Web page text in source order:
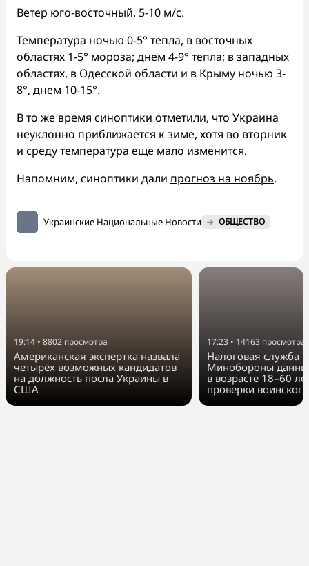
Ветер юго-восточный, 5-10 м/с.
Температура ночью 0-5° тепла, в восточных
областях 1-5° мороза; днем 4-9° тепла; в западных
областях, в Одесской области и в Крыму ночью 3-
8°, днем 10-15°.
В то же время синоптики отметили, что Украина
неуклонно приближается к зиме, хотя во вторник
и среду температура еще мало изменится.
Напомним, синоптики дали прогноз на ноябрь.
Украинские Национальные Новости ОБЩЕСТВО
19:14 • 8802 просмотра
Американская экспертка назвала
четырёх возможных кандидатов
на должность посла Украины в
США
17:23 • 14163 просмотра
Налоговая служба
Минобороны
в возрасте 18–60
проверки